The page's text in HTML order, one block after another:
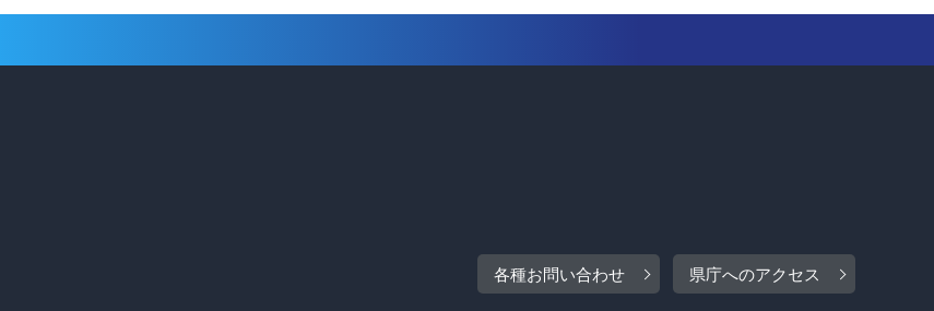
各種お問い合わせ 県庁へのアクセス